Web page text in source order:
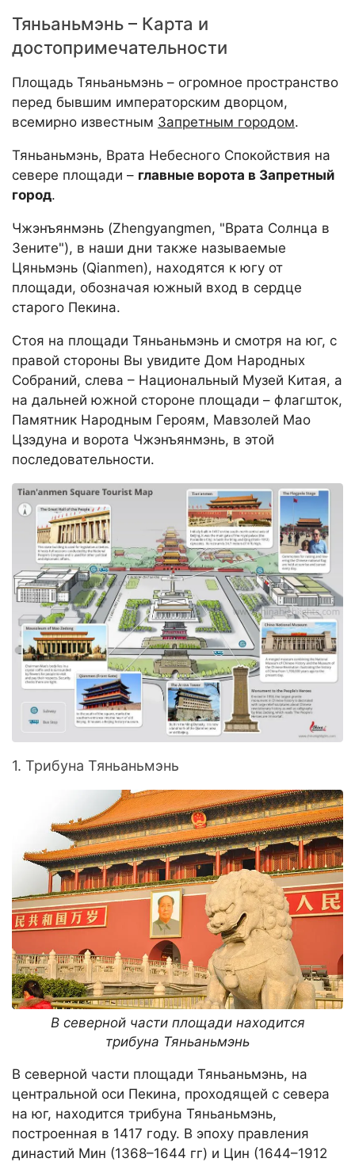
Тяньаньмэнь – Карта и
достопримечательности
Площадь Тяньаньмэнь – огромное пространство
перед бывшим императорским дворцом,
всемирно известным Запретным городом.
Тяньаньмэнь, Врата Небесного Спокойствия на
севере площади – главные ворота в Запретный
город.
Чжэнъянмэнь (Zhengyangmen, "Врата Солнца в
Зените"), в наши дни также называемые
Цяньмэнь (Qianmen), находятся к югу от
площади, обозначая южный вход в сердце
старого Пекина.
Стоя на площади Тяньаньмэнь и смотря на юг, с
правой стороны Вы увидите Дом Народных
Собраний, слева – Национальный Музей Китая, а
на дальней южной стороне площади – флагшток,
Памятник Народным Героям, Мавзолей Мао
Цзэдуна и ворота Чжэнъянмэнь, в этой
последовательности.
1. Трибуна Тяньаньмэнь
В северной части площади находится
трибуна Тяньаньмэнь
В северной части площади Тяньаньмэнь, на
центральной оси Пекина, проходящей с севера
на юг, находится трибуна Тяньаньмэнь,
построенная в 1417 году. В эпоху правления
династий Мин (1368–1644 гг) и Цин (1644–1912